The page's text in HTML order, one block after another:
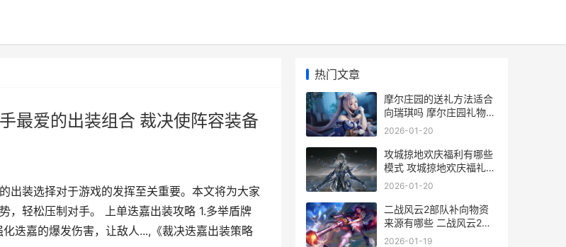
最爱的出装组合 裁决使阵容装备
出装选择对于游戏的发挥至关重要。本文将为大家
，轻松压制对手。 上单迭嘉出装攻略 1.多举盾牌
迭嘉的爆发伤害，让敌人...,《裁决迭嘉出装策略
热门文章
摩尔庄园的送礼方法适合
向瑞琪吗 摩尔庄园礼物送
给谁
2026-01-20
攻城掠地欢庆福利有哪些
模式 攻城掠地欢庆福礼拿
水镜注解
2026-01-20
二战风云2部队补向物资
来源有哪些 二战风云2部
队上限最高是多少
2026-01-19